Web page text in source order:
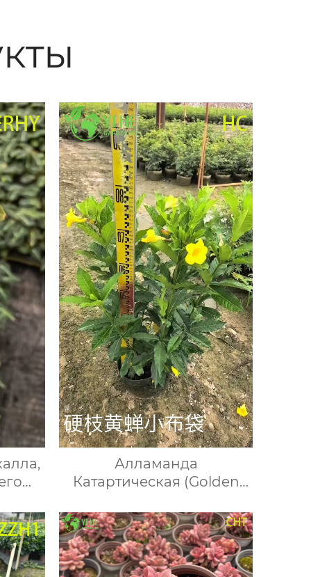
и
Алламанда
Катартическая (Golden
Тропическая Вьющаяся
Лиана / Кустарник |
Оптовая Продажа
Экспорт